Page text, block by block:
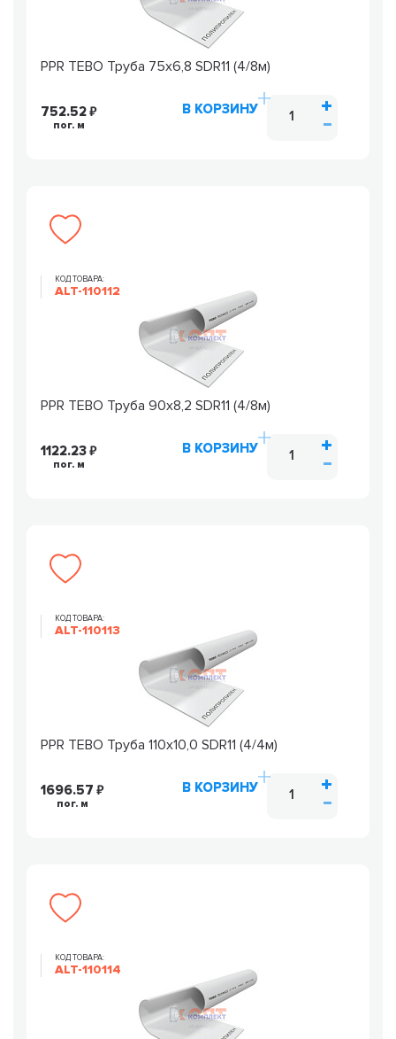
PPR TEBO Труба 75х6,8 SDR11 (4/8м)
752.52
пог. м
В КОРЗИНУ
КОД ТОВАРА:
ALT-110112
PPR TEBO Труба 90х8,2 SDR11 (4/8м)
1122.23
пог. м
В КОРЗИНУ
КОД ТОВАРА:
ALT-110113
PPR TEBO Труба 110х10,0 SDR11 (4/4м)
1696.57
пог. м
В КОРЗИНУ
КОД ТОВАРА:
ALT-110114